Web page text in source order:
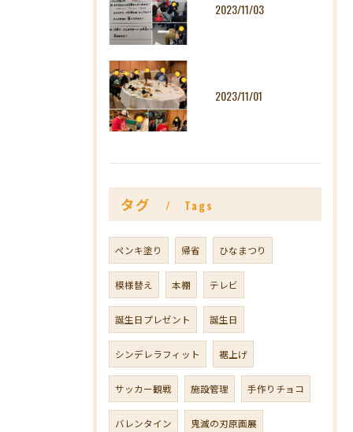
2023/11/03
2023/11/01
タグ Tags
ペンキ塗り 帰省 ひなまつり
模様替え 本棚 テレビ
誕生日プレゼント 誕生日
シンデレラフィット 裾上げ
サッカー観戦 施設管理 手作りチョコ
バレンタイン 鬼滅の刃原画展